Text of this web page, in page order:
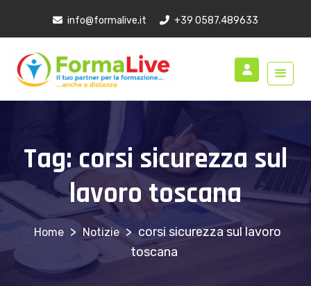
info@formalive.it +39 0587.489633
Tag:corsi sicurezza sul
lavoro toscana
> Notizie > corsi sicurezza sul lavoro
toscana